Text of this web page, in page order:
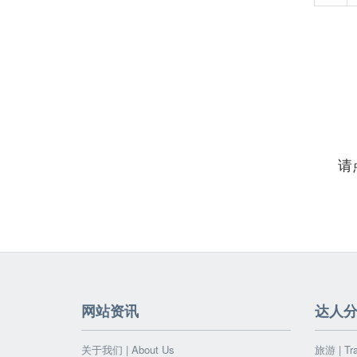
请
网站资讯
关于我们 | About Us
达人
旅游 |